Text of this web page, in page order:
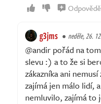
g3jms neděle, 26.
@andir pořád na
slevu :) a to že si
zákazníka ani
zajímá jen málo lidí,
nemluvilo, zajímá to